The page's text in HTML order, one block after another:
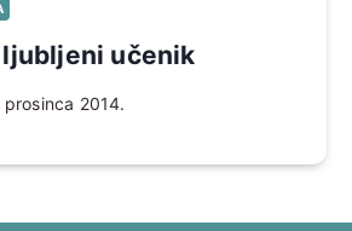
učenik
prosinca 2014.